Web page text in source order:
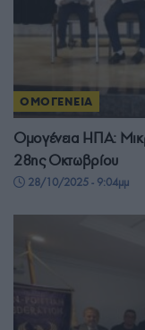
ΟΜΟΓΕΝΕΙΑ
Ομογένεια ΗΠΑ:
28ης Οκτωβρίου
28/10/2025 - 9:04μμ